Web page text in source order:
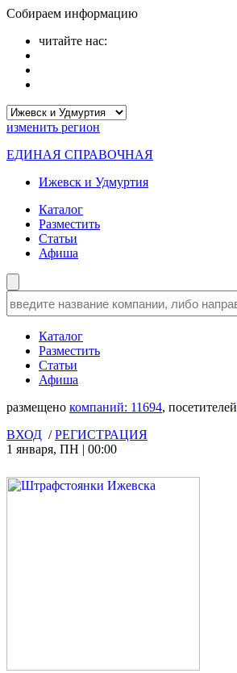
Собираем информацию
читайте нас:
изменить регион
ЕДИНАЯ СПРАВОЧНАЯ
Ижевск и Удмуртия
Каталог
Разместить
Статьи
Афиша
Каталог
Разместить
Статьи
Афиша
размещено компаний: 11694, посетителей
ВХОД /РЕГИСТРАЦИЯ
1 января, ПН | 00:00